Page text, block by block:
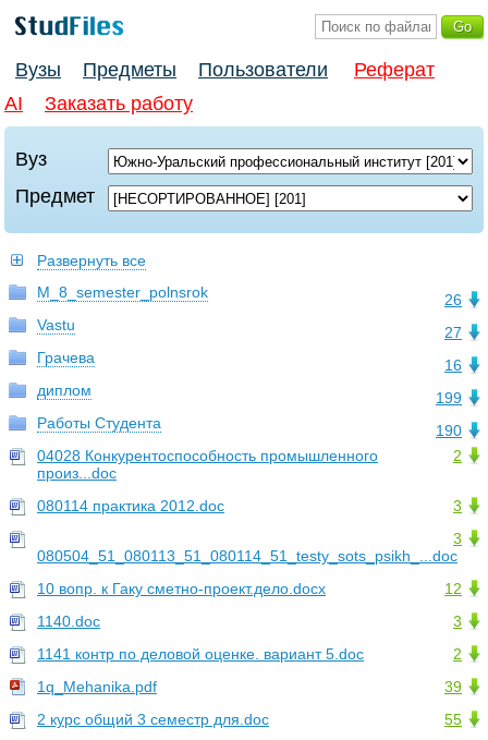
Вузы Предметы Пользователи
Реферат
AI
Заказать работу
Вуз
Предмет
Развернуть все
26
M_8_semester_polnsrok
27
Vastu
16
Грачева
199
диплом
190
Работы Студента
2
04028 Конкурентоспособность промышленного
произ...doc
3
080114 практика 2012.doc
3
080504_51_080113_51_080114_51_testy_sots_psikh_...doc
12
10 вопр. к Гаку сметно-проект.дело.docx
3
1140.doc
2
1141 контр по деловой оценке. вариант 5.doc
39
1q_Mehanika.pdf
55
2 курс общий 3 семестр для.doc